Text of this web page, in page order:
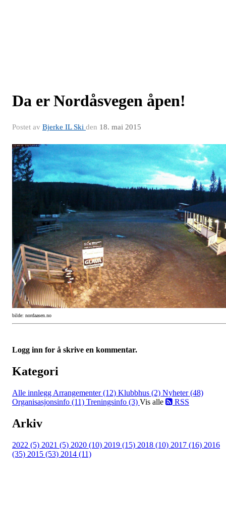
Da er Nordåsvegen åpen!
Postet av Bjerke IL Ski den 18. mai 2015
bilde: nordaasen.no
Logg inn for å skrive en kommentar.
Kategori
Alle innlegg Arrangementer (12) Klubbhus (2) Nyheter (48)
Organisasjonsinfo (11) Treningsinfo (3) Vis alle RSS
Arkiv
2022 (5) 2021 (5) 2020 (10) 2019 (15) 2018 (10) 2017 (16) 2016
(35) 2015 (53) 2014 (11)